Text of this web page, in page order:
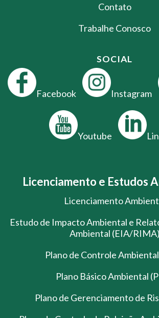
Contato
Trabalhe Conosco
SOCIAL
Facebook Instagram
Youtube
Licenciamento e Estudos
Licenciamento
Estudo de Impacto Ambiental e
Ambiental (EIA/RIMA)
Plano de Controle
Plano Básico Ambiental
Plano de Gerenciamento de